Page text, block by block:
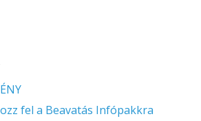
fel a Beavatás Infópakkra